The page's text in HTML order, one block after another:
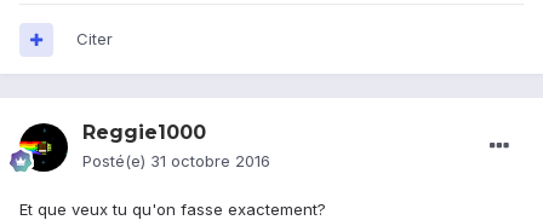
Citer
Reggie1000
Posté(e) 31 octobre 2016
Et que veux tu qu'on fasse exactement?